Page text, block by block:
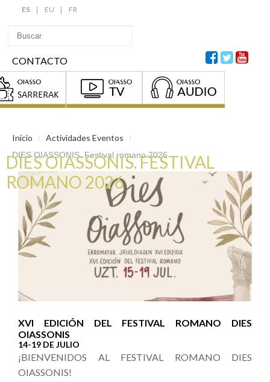
ES EU FR
CONTACTO
Inicio / Actividades Eventos
/
DIES OIASSONIS. Festival romano 2026
DIES OIASSONIS. FESTIVAL
ROMANO 2026
XVI EDICIÓN DEL FESTIVAL ROMANO DIES
OIASSONIS
14-19 DE JULIO
¡BIENVENIDOS AL FESTIVAL ROMANO DIES
OIASSONIS!